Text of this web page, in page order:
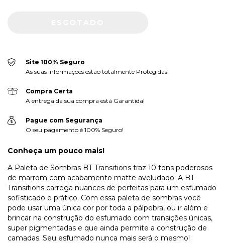
Site 100% Seguro
As suas informações estão totalmente Protegidas!
Compra Certa
A entrega da sua compra está Garantida!
Pague com Segurança
O seu pagamento é 100% Seguro!
Conheça um pouco mais!
A Paleta de Sombras BT Transitions traz 10 tons poderosos
de marrom com acabamento matte aveludado. A BT
Transitions carrega nuances de perfeitas para um esfumado
sofisticado e prático. Com essa paleta de sombras você
pode usar uma única cor por toda a pálpebra, ou ir além e
brincar na construção do esfumado com transições únicas,
super pigmentadas e que ainda permite a construção de
camadas. Seu esfumado nunca mais será o mesmo!